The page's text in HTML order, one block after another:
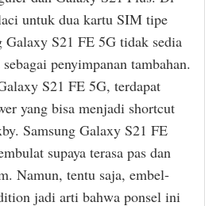
untuk dua kartu SIM tipe
Galaxy S21 FE 5G tidak sedia
penyimpanan tambahan.
S21 FE 5G, terdapat
yang bisa menjadi shortcut
Samsung Galaxy S21 FE
supaya terasa pas dan
Namun, tentu saja, embel-
jadi arti bahwa ponsel ini